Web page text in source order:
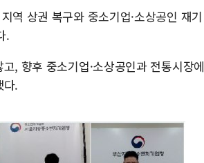
역 상권 복구와 중소기업·소상공인 재기
.
, 향후 중소기업·소상공인과 전통시장에
다.